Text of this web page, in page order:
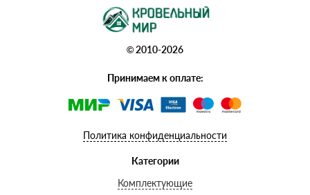
© 2010-2026
Принимаем к оплате:
Политика конфиденциальности
Категории
Комплектующие